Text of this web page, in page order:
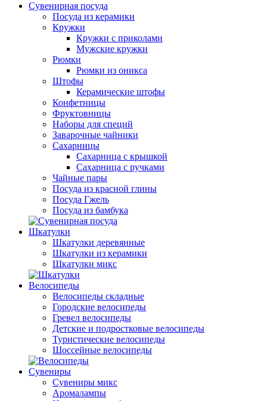
Сувенирная посуда
Посуда из керамики
Кружки
Кружки с приколами
Мужские кружки
Рюмки
Рюмки из оникса
Штофы
Керамические штофы
Конфетницы
Фруктовницы
Наборы для специй
Заварочные чайники
Сахарницы
Сахарница с крышкой
Сахарница с ручками
Чайные пары
Посуда из красной глины
Посуда Гжель
Посуда из бамбука
Шкатулки
Шкатулки деревянные
Шкатулки из керамики
Шкатулки микс
Велосипеды
Велосипеды складные
Городские велосипеды
Гревел велосипеды
Детские и подростковые велосипеды
Туристические велосипеды
Шоссейные велосипеды
Сувениры
Сувениры микс
Аромалампы